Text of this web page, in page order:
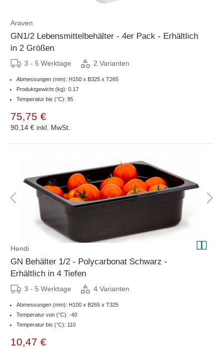
Araven
GN1/2 Lebensmittelbehälter - 4er Pack - Erhältlich
in 2 Größen
3 - 5 Werktage 2 Varianten
Abmessungen (mm): H150 x B325 x T265
Produktgewicht (kg): 0.17
Temperatur bis (°C): 95
75,75 €
90,14 € inkl. MwSt.
Hendi
GN Behälter 1/2 - Polycarbonat Schwarz -
Erhältlich in 4 Tiefen
3 - 5 Werktage 4 Varianten
Abmessungen (mm): H100 x B265 x T325
Temperatur von (°C): -40
Temperatur bis (°C): 110
10,47 €